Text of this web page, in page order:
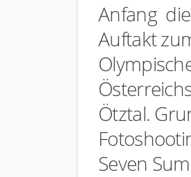
Anfang
Auftakt
Ötztal.
Seven